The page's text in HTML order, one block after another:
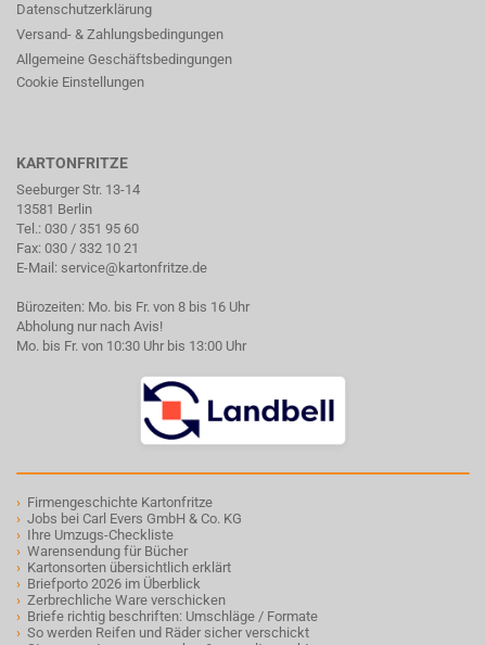
Datenschutzerklärung
Versand- & Zahlungsbedingungen
Allgemeine Geschäftsbedingungen
Cookie Einstellungen
KARTONFRITZE
Seeburger Str. 13-14
13581 Berlin
Tel.: 030 / 351 95 60
Fax: 030 / 332 10 21
E-Mail: service@kartonfritze.de
Bürozeiten: Mo. bis Fr. von 8 bis 16 Uhr
Abholung nur nach Avis!
Mo. bis Fr. von 10:30 Uhr bis 13:00 Uhr
› Firmengeschichte Kartonfritze
› Jobs bei Carl Evers GmbH & Co. KG
› Ihre Umzugs-Checkliste
› Warensendung für Bücher
› Kartonsorten übersichtlich erklärt
› Briefporto 2026 im Überblick
› Zerbrechliche Ware verschicken
› Briefe richtig beschriften: Umschläge / Formate
› So werden Reifen und Räder sicher verschickt